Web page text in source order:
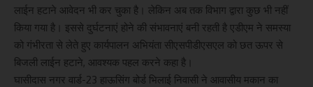
लाईन हटाने आवेदन भी कर चुका है। लेकिन अब तक विभाग द्वारा कुछ भी नहीं
किया गया है। इससे दुर्घटनाएं होने की संभावनाएं बनी रहती है एडीएम ने समस्या
को गंभीरता से लेते हुए कार्यपालन अभियंता सीएसपीडीएसएल को छत ऊपर से
बिजली लाईन हटाने, आवश्यक पहल करने कहा है।
घासीदास नगर वार्ड-23 हाऊसिंग बोर्ड भिलाई निवासी ने आवासीय मकान का